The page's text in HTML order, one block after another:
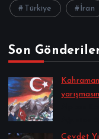
Türkiye İran
Son
Cevdet